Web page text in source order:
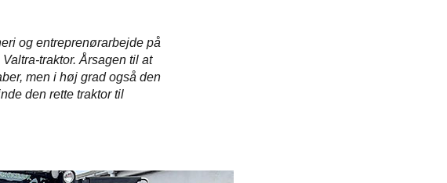
og entreprenørarbejde på
traktor. Årsagen til at
men i høj grad også den
den rette traktor til